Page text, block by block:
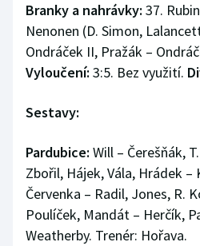
Branky a nahrávky: 37.
Nenonen (D. Simon,
Ondráček II, Pražák –
Vyloučení: 3:5. Bez využití.
Sestavy:
Pardubice: Will – Čerešňák,
Zbořil, Hájek, Vála, Hrádek
Červenka – Radil, Jones, R.
Poulíček, Mandát – Herčík,
Weatherby. Trenér: Hořava.